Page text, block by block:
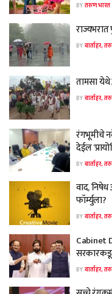
BYतरुण भारत
राज्यभरात
BYवार्ताहर,
तामसा येथे
BYवार्ताहर,
रंगभूमीचे
देईल
BYवार्ताहर,
वाद, निषेध
फॉर्म्युला?
BYवार्ताहर,
Cabinet
BYवार्ताहर,